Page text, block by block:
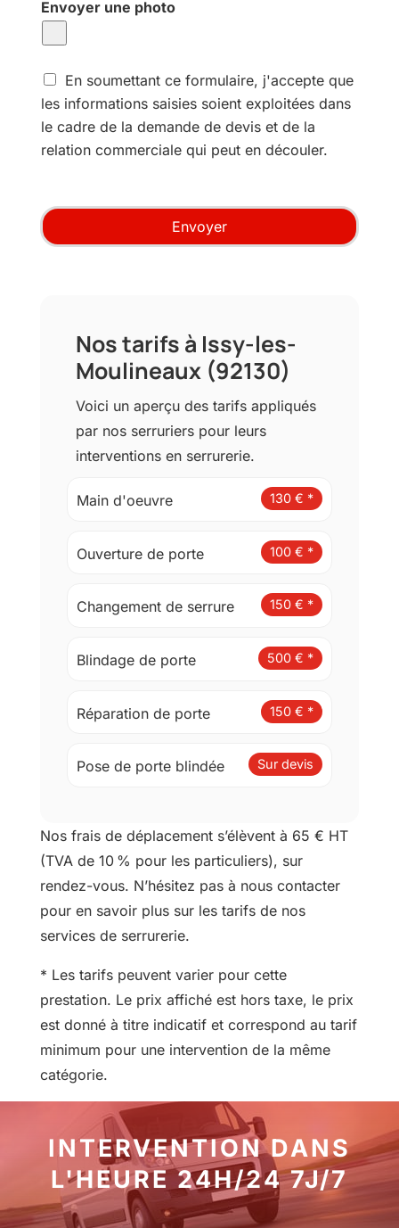
d
e
d
p
r
e
s
t
o
n
Envoyer une photo
C
o
n
s
e
m
e
En soumettant ce formulaire, j'accepte que
les informations saisies soient exploitées dans
le cadre de la demande de devis et de la
relation commerciale qui peut en découler.
Envoyer
Nos tarifs à Issy-les-
Moulineaux (92130)
Voici un aperçu des tarifs appliqués
par nos serruriers pour leurs
interventions en serrurerie.
Main d'oeuvre 130 € *
Ouverture de porte 100 € *
Changement de serrure 150 € *
Blindage de porte 500 € *
Réparation de porte 150 € *
Pose de porte blindée Sur devis
Nos frais de déplacement s’élèvent à 65 € HT
(TVA de 10 % pour les particuliers), sur
rendez-vous. N’hésitez pas à nous contacter
pour en savoir plus sur les tarifs de nos
services de serrurerie.
* Les tarifs peuvent varier pour cette
prestation. Le prix affiché est hors taxe, le prix
est donné à titre indicatif et correspond au tarif
minimum pour une intervention de la même
catégorie.
INTERVENTION DANS
L'HEURE 24H/24 7J/7